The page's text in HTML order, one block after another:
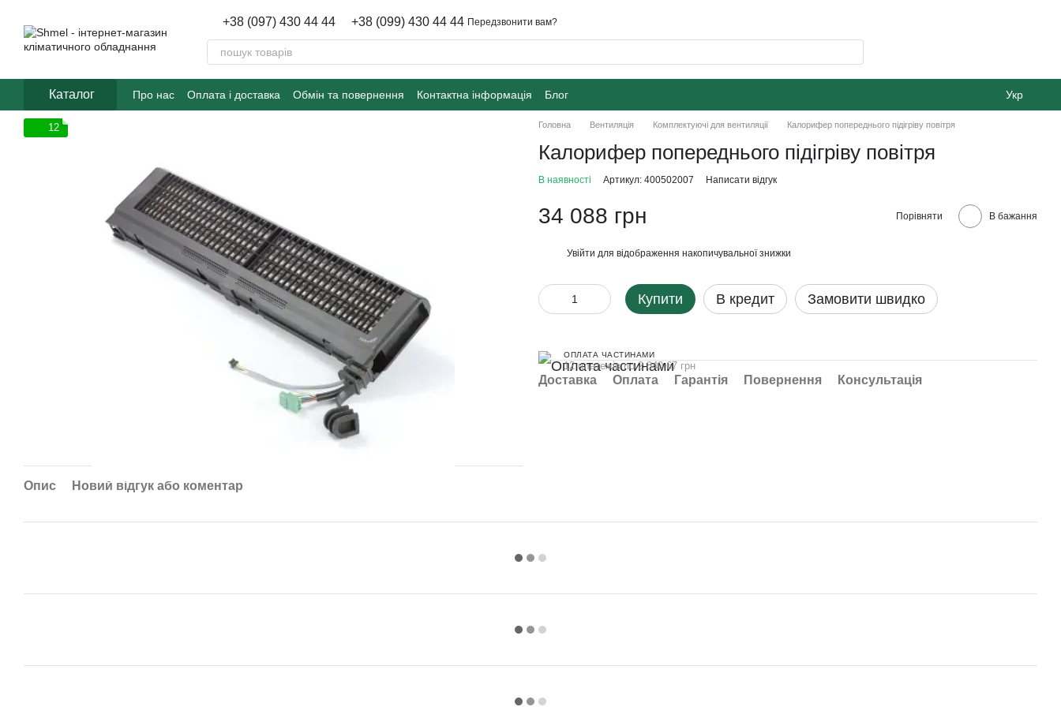
+38 (097) 430 44 44 +38 (099) 430 44 44 Передзвонити вам?
Каталог Про нас Оплата і доставка Обмін та повернення Контактна інформація Блог Укр
12
Опис Новий відгук або коментар
Головна Вентиляція Комплектуючі для вентиляції Калорифер попереднього підігріву повітря
Калорифер попереднього підігріву повітря
В наявності Артикул: 400502007 Написати відгук
34 088 грн Порівняти В бажання
Увійти для відображення накопичувальної знижки
Купити В кредит Замовити швидко
ОПЛАТА ЧАСТИНАМИ
12 платежів по 2 840.67 грн
Доставка Оплата Гарантія Повернення Консультація